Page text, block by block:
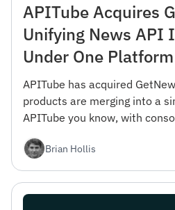
APITube Acquires
Unifying News API
Under One Platform
APITube has acquired
products are merging into a
APITube you know, with
did it.Brian Hollis